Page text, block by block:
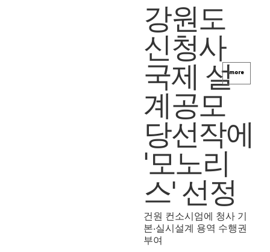
강원도
신청사
국제 설
계공모
당선작에
'모노리
스' 선정
건원 컨소시엄에 청사 기
본·실시설계 용역 수행권
부여
more